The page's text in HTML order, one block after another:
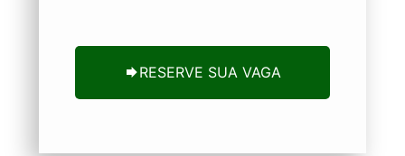
RESERVE SUA VAGA